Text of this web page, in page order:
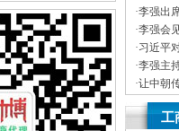
快可1工作日）
（我们有长期合作的
用）
63653355、
，一通电话，
J.外资
K.企业
L.空间
经营效
伍，竭
有规范
靠I.内资
（新公
·李强出
·李强会
·习近平
·李强主
·让中朝
记对朝
李强主
工